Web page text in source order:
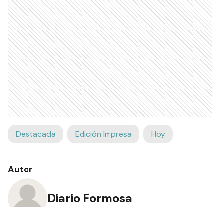
Destacada Edición Impresa Hoy
Autor
Diario Formosa